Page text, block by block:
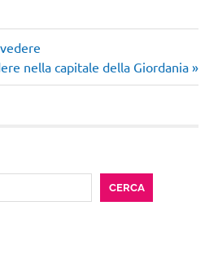
nella capitale della Giordania
CERCA